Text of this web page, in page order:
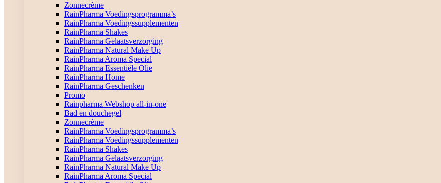
Zonnecrème
RainPharma Voedingsprogramma’s
RainPharma Voedingssupplementen
RainPharma Shakes
RainPharma Gelaatsverzorging
RainPharma Natural Make Up
RainPharma Aroma Special
RainPharma Essentiële Olie
RainPharma Home
RainPharma Geschenken
Promo
Rainpharma Webshop all-in-one
Bad en douchegel
Zonnecrème
RainPharma Voedingsprogramma’s
RainPharma Voedingssupplementen
RainPharma Shakes
RainPharma Gelaatsverzorging
RainPharma Natural Make Up
RainPharma Aroma Special